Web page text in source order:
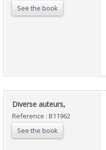
See the book
‎Diverse auteurs,‎
Reference : B11962
See the book